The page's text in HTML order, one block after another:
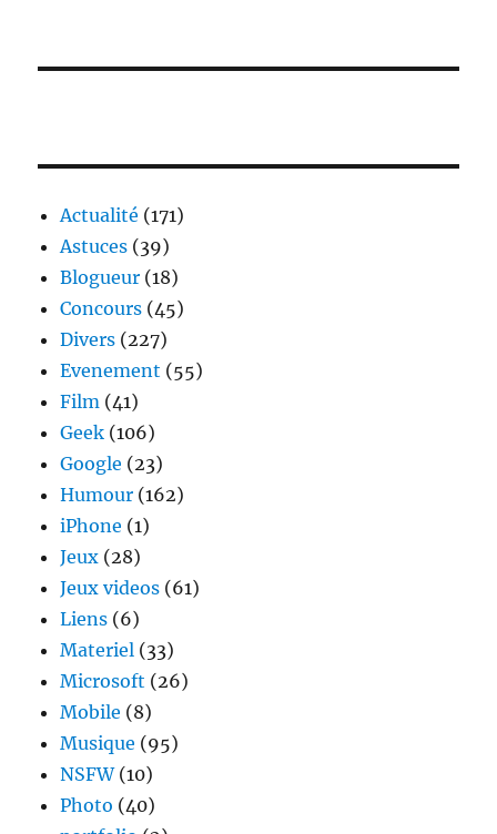
Actualité (171)
Astuces (39)
Blogueur (18)
Concours (45)
Divers (227)
Evenement (55)
Film (41)
Geek (106)
Google (23)
Humour (162)
iPhone (1)
Jeux (28)
Jeux videos (61)
Liens (6)
Materiel (33)
Microsoft (26)
Mobile (8)
Musique (95)
NSFW(10)
Photo (40)